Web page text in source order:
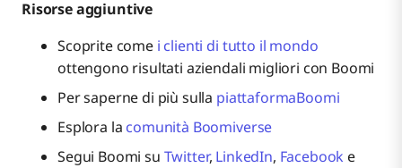
Risorse aggiuntive
Scoprite come i clienti di tutto il mondo
ottengono risultati aziendali migliori con Boomi
Per saperne di più sulla piattaformaBoomi
Esplora la comunità Boomiverse
Segui Boomi su Twitter, LinkedIn, Facebook e